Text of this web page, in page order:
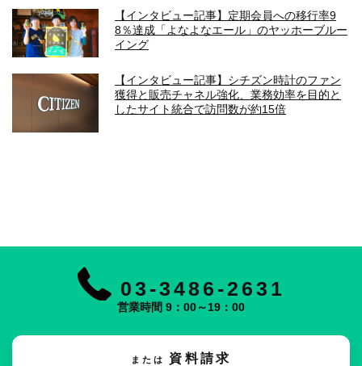
【インタビュー記事】定期会員への移行率9
8％達成「よなよなエール」のヤッホーブルー
イング
【インタビュー記事】シチズン時計のファン
獲得と販売チャネル強化、業務効率を目的と
したサイト統合で訪問数が約15倍
03-3486-2631
営業時間 9：00～19：00
または 資料請求